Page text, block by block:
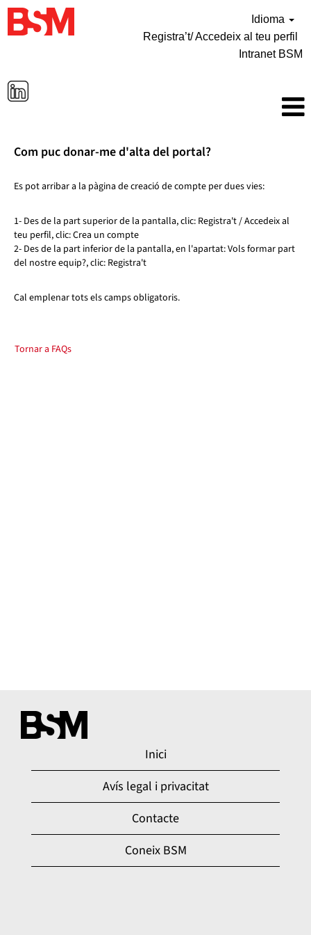
Idioma
Registra’t/ Accedeix al teu perfil
Intranet BSM
Com puc donar-me d'alta del portal?
Es pot arribar a la pàgina de creació de compte per dues vies:
1- Des de la part superior de la pantalla, clic: Registra't / Accedeix al
teu perfil, clic: Crea un compte
2- Des de la part inferior de la pantalla, en l'apartat: Vols formar part
del nostre equip?, clic: Registra't
Cal emplenar tots els camps obligatoris.
Tornar a FAQs
Inici
Avís legal i privacitat
Contacte
Coneix BSM